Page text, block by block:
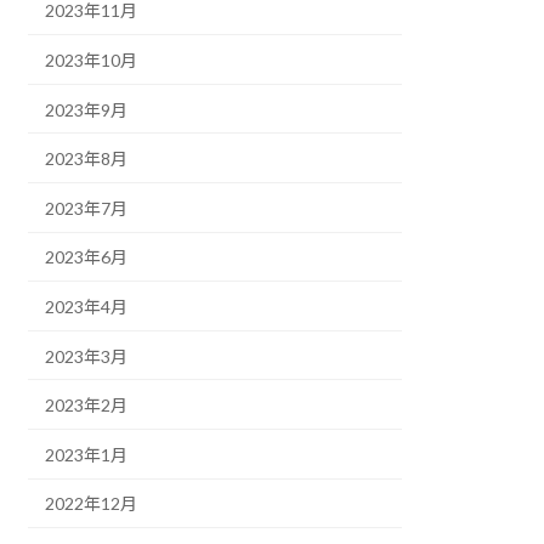
2023年11月
2023年10月
2023年9月
2023年8月
2023年7月
2023年6月
2023年4月
2023年3月
2023年2月
2023年1月
2022年12月